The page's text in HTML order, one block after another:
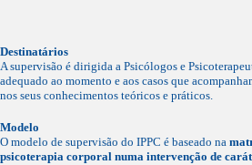
Destinatários
A supervisão é dirigida a Psicólogos e
adequado ao momento e aos casos que
nos seus conhecimentos teóricos e práticos.
Modelo
O modelo de supervisão do IPPC é baseado na
psicoterapia corporal numa intervenção de